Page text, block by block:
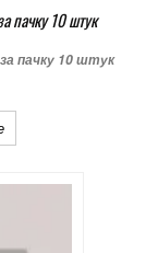
пачку 10 штук
пачку 10 штук